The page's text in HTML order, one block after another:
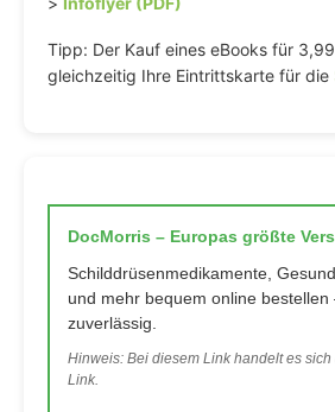
Tipp: Der Kauf eines eBooks für
gleichzeitig Ihre Eintrittskarte für die
DocMorris – Europas größte
Schilddrüsenmedikamente,
und mehr bequem online bestellen
zuverlässig.
Hinweis: Bei diesem Link handelt es
Link.